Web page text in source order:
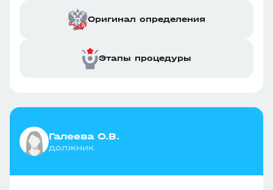
Оригинал определения
Этапы процедуры
Галеева О.В.
должник